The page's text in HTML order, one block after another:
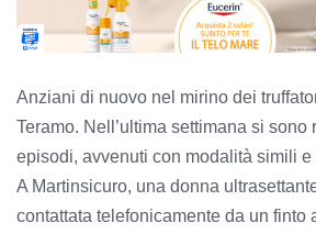
Anziani di nuovo nel mirino dei
Teramo. Nell’ultima settimana si sono
episodi, avvenuti con modalità simili e
A Martinsicuro, una donna
contattata telefonicamente da un finto